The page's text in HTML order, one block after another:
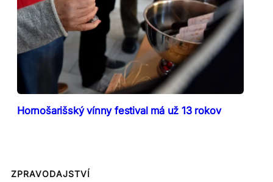
Hornošarišský vínny festival má už 13 rokov
ZPRAVODAJSTVÍ